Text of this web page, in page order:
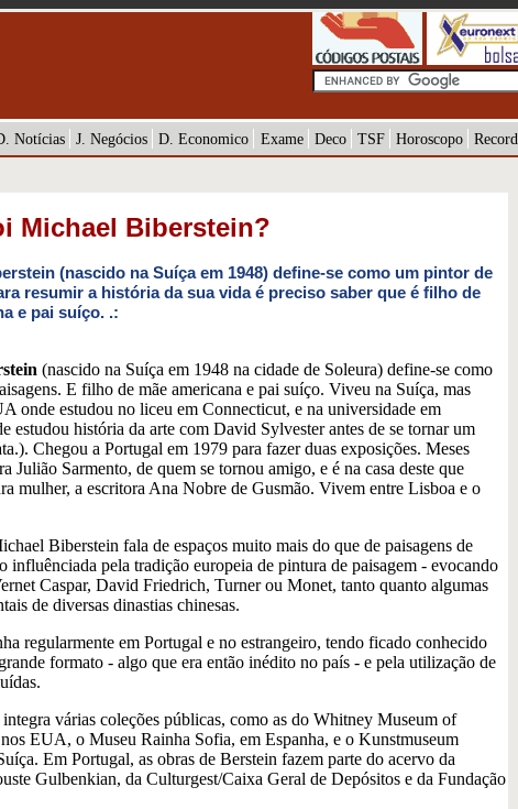
Notícias J. Negócios D. Economico Exame Deco TSF Horoscopo Record
Michael Biberstein?
(nascido na Suíça em 1948) define-se como um pintor de
resumir a história da sua vida é preciso saber que é filho de
e pai suíço. .:
(nascido na Suíça em 1948 na cidade de Soleura) define-se como
E filho de mãe americana e pai suíço. Viveu na Suíça, mas
onde estudou no liceu em Connecticut, e na universidade em
estudou história da arte com David Sylvester antes de se tornar um
Chegou a Portugal em 1979 para fazer duas exposições. Meses
Julião Sarmento, de quem se tornou amigo, e é na casa deste que
mulher, a escritora Ana Nobre de Gusmão. Vivem entre Lisboa e o
Biberstein fala de espaços muito mais do que de paisagens de
influênciada pela tradição europeia de pintura de paisagem - evocando
Caspar, David Friedrich, Turner ou Monet, tanto quanto algumas
de diversas dinastias chinesas.
regularmente em Portugal e no estrangeiro, tendo ficado conhecido
formato - algo que era então inédito no país - e pela utilização de
várias coleções públicas, como as do Whitney Museum of
EUA, o Museu Rainha Sofia, em Espanha, e o Kunstmuseum
Em Portugal, as obras de Berstein fazem parte do acervo da
Gulbenkian, da Culturgest/Caixa Geral de Depósitos e da Fundação